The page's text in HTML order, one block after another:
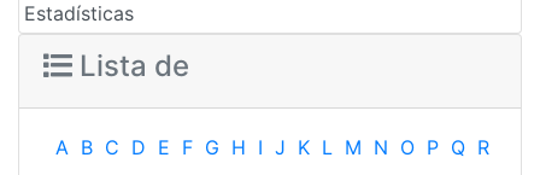
Estadísticas
Lista de
A B C D E F G H I J K L M N O P Q R